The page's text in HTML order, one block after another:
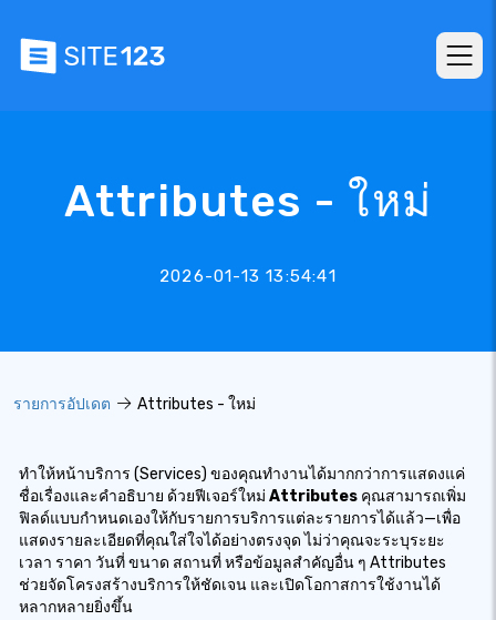
Attributes - ใหม่
2026-01-13 13:54:41
รายการอัปเดต Attributes - ใหม่
ทำให้หน้าบริการ (Services) ของคุณทำงานได้มากกว่าการแสดงแค่
ชื่อเรื่องและคำอธิบาย ด้วยฟีเจอร์ใหม่ Attributes คุณสามารถเพิ่ม
ฟิลด์แบบกำหนดเองให้กับรายการบริการแต่ละรายการได้แล้ว—เพื่อ
แสดงรายละเอียดที่คุณใส่ใจได้อย่างตรงจุด ไม่ว่าคุณจะระบุระยะ
เวลา ราคา วันที่ ขนาด สถานที่ หรือข้อมูลสำคัญอื่น ๆ Attributes
ช่วยจัดโครงสร้างบริการให้ชัดเจน และเปิดโอกาสการใช้งานได้
หลากหลายยิ่งขึ้น